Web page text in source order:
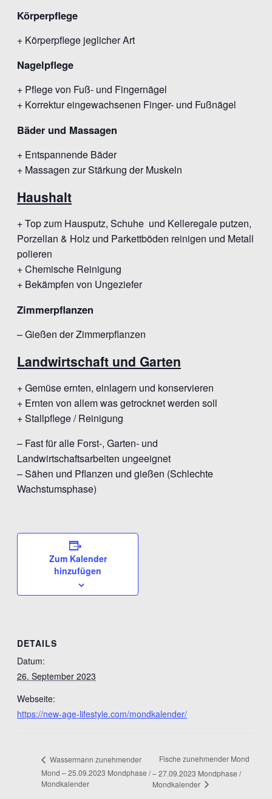
Körperpflege
+ Körperpflege jeglicher Art
Nagelpflege
+ Pflege von Fuß- und Fingernägel
+ Korrektur eingewachsenen Finger- und Fußnägel
Bäder und Massagen
+ Entspannende Bäder
+ Massagen zur Stärkung der Muskeln
Haushalt
+ Top zum Hausputz, Schuhe und Kelleregale putzen,
Porzellan & Holz und Parkettböden reinigen und Metall
polieren
+ Chemische Reinigung
+ Bekämpfen von Ungeziefer
Zimmerpflanzen
– Gießen der Zimmerpflanzen
Landwirtschaft und Garten
+ Gemüse ernten, einlagern und konservieren
+ Ernten von allem was getrocknet werden soll
+ Stallpflege / Reinigung
– Fast für alle Forst-, Garten- und
Landwirtschaftsarbeiten ungeeignet
– Sähen und Pflanzen und gießen (Schlechte
Wachstumsphase)
Zum Kalender
hinzufügen
DETAILS
Datum:
26. September 2023
Webseite:
https://new-age-lifestyle.com/mondkalender/
Wassermann zunehmender
Mond – 25.09.2023 Mondphase /
Mondkalender
Fische zunehmender Mond
– 27.09.2023 Mondphase /
Mondkalender